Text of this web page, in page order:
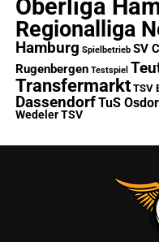
Oberliga
Regionalliga
Hamburg Spielbetrieb SV
Rugenbergen Testspiel
Transfermarkt TSV
DassendorfTuS
Wedeler TSV